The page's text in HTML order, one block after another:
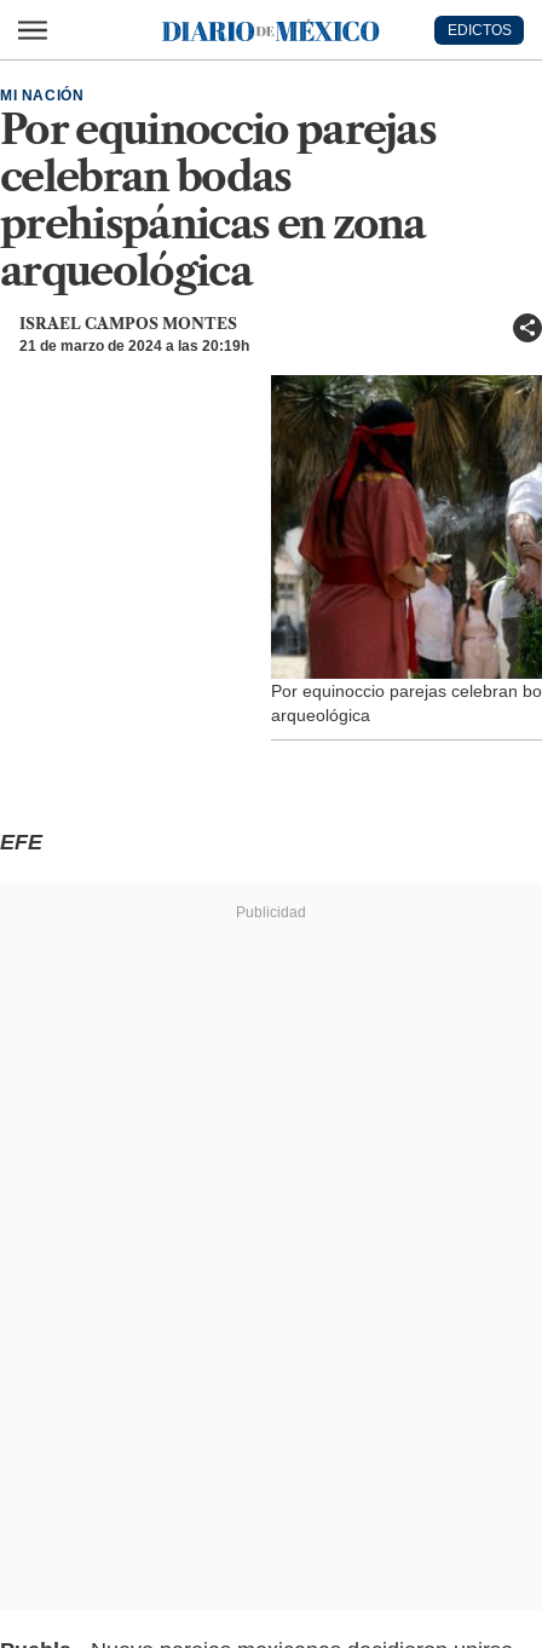
Diario de México
EDICTOS
Por equinoccio parejas
celebran bodas
prehispánicas en zona
arqueológica
MI NACIÓN
ISRAEL CAMPOS MONTES
21 de marzo de 2024 a las 20:19h
Por equinoccio parejas celebran
arqueológica
EFE